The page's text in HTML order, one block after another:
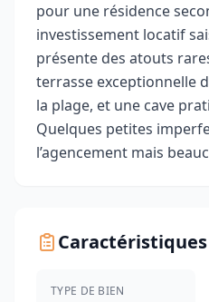
pour une résidence
investissement locatif
présente des atouts
terrasse exceptionnelle
la plage, et une cave
Quelques petites
l’agencement mais
Caractéristiques
TYPE DE BIEN